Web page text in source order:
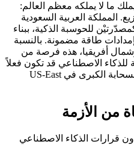
ما لا يملكه معظم العالم:
المملكة العربية السعودية
للحوسبة الذكية، ببناء
طاقة مضمونة. بالنسبة
أفريقيا، هذه فرصة من
للذكاء الاصطناعي قد تكون فعلاً
أكثر موثوقية من مناطق مزودي السحابة الكبرى في US-East
من الأزمة
قرارات الذكاء الاصطناعي